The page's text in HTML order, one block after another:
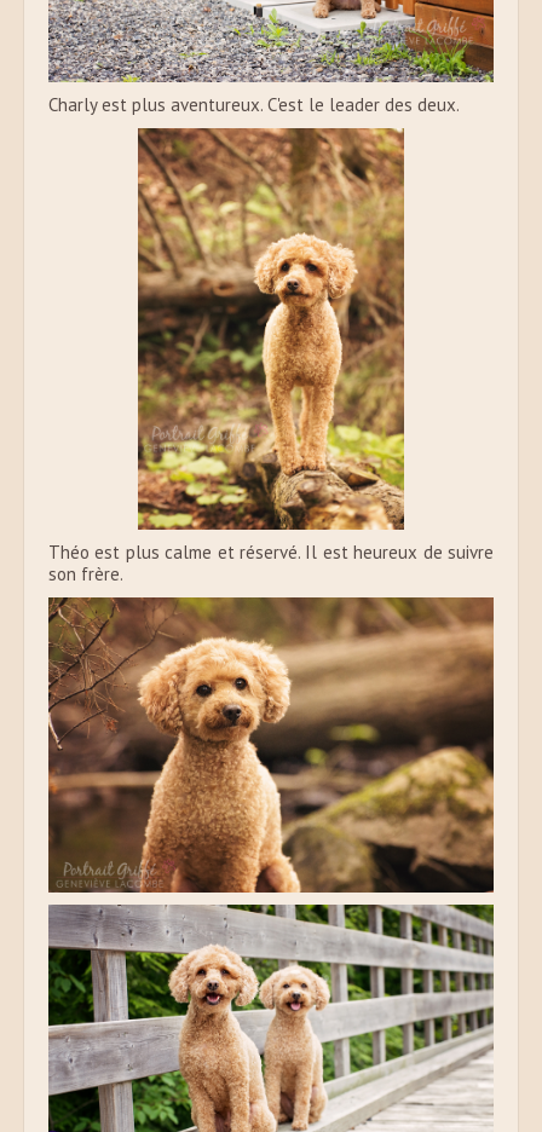
Charly est plus aventureux. C'est le leader des deux.
Théo est plus calme et réservé. Il est heureux de suivre
son frère.